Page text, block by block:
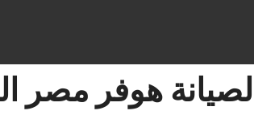
لصيانة هوفر مصر